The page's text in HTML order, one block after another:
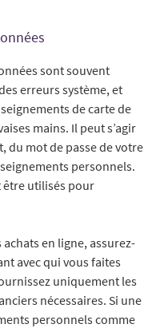
sont souvent
erreurs système, et
de carte de
mains. Il peut s’agir
du mot de passe de votre
personnels.
être utilisés pour
en ligne, assurez-
avec qui vous faites
uniquement les
nécessaires. Si une
personnels comme